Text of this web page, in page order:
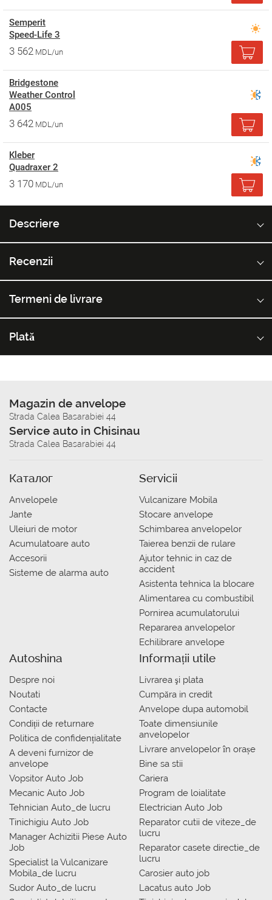
Semperit
Speed-Life 3
3 562 MDL/un
Bridgestone
Weather Control
A005
3 642 MDL/un
Kleber
Quadraxer 2
3 170 MDL/un
Descriere
Recenzii
Termeni de livrare
Plată
Magazin de anvelope
Strada Calea Basarabiei 44
Service auto in Chisinau
Strada Calea Basarabiei 44
Каталог
Anvelopele
Jante
Uleiuri de motor
Acumulatoare auto
Accesorii
Sisteme de alarma auto
Servicii
Vulcanizare Mobila
Stocare anvelope
Schimbarea anvelopelor
Taierea benzii de rulare
Ajutor tehnic in caz de
accident
Asistenta tehnica la blocare
Alimentarea cu combustibil
Pornirea acumulatorului
Repararea anvelopelor
Echilibrare anvelope
Autoshina
Despre noi
Noutati
Contacte
Condiții de returnare
Politica de confidențialitate
A deveni furnizor de
anvelope
Vopsitor Auto Job
Mecanic Auto Job
Tehnician Auto_de lucru
Tinichigiu Auto Job
Manager Achizitii Piese Auto
Job
Specialist la Vulcanizare
Mobila_de lucru
Sudor Auto_de lucru
Informații utile
Livrarea şi plata
Сumpăra in credit
Anvelope dupa automobil
Toate dimensiunile
anvelopelor
Livrare anvelopelor în orașe
Bine sa stii
Cariera
Program de loialitate
Electrician Auto Job
Reparator cutii de viteze_de
lucru
Reparator casete directie_de
lucru
Carosier auto job
Lacatus auto Job